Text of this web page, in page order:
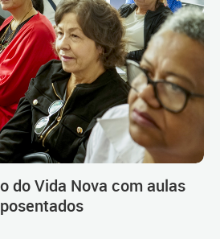
do Vida Nova com aulas